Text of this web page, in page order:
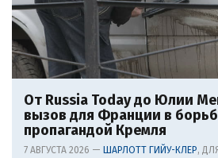
От Russia Today до Юлии
вызов для Франции в
пропагандой Кремля
7 АВГУСТА 2026 — ШАРЛОТТ ГИЙУ-КЛЕР,